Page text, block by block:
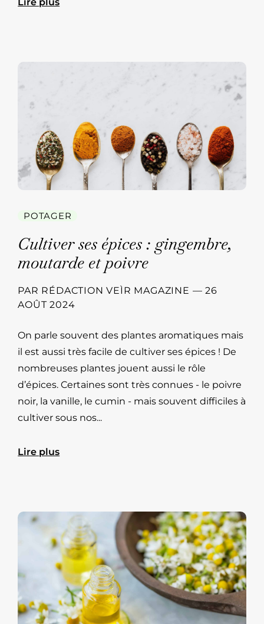
POTAGER
Cultiver ses épices : gingembre,
moutarde et poivre
PAR RÉDACTION VEÌR MAGAZINE —26
AOÛT 2024
On parle souvent des plantes aromatiques mais
il est aussi très facile de cultiver ses épices ! De
nombreuses plantes jouent aussi le rôle
d’épices. Certaines sont très connues - le poivre
noir, la vanille, le cumin - mais souvent difficiles à
cultiver sous nos...
Lire plus